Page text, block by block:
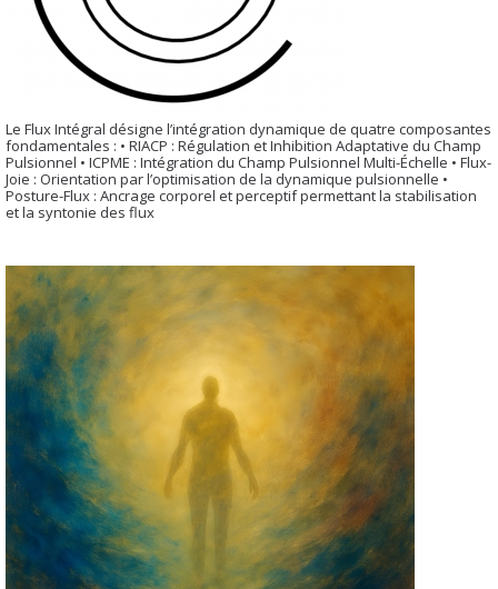
Le Flux Intégral désigne l’intégration dynamique de quatre composantes
fondamentales : • RIACP : Régulation et Inhibition Adaptative du Champ
Pulsionnel • ICPME : Intégration du Champ Pulsionnel Multi-Échelle • Flux-
Joie : Orientation par l’optimisation de la dynamique pulsionnelle •
Posture-Flux : Ancrage corporel et perceptif permettant la stabilisation
et la syntonie des flux